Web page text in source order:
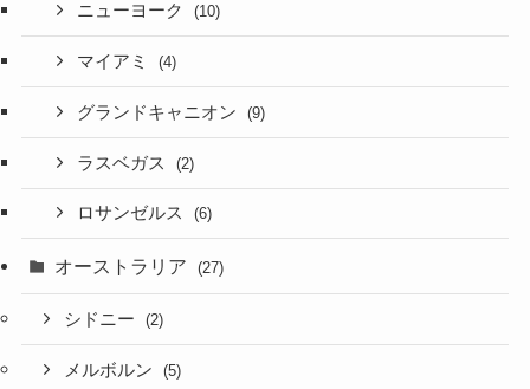
ニューヨーク (10)
マイアミ (4)
グランドキャニオン (9)
ラスベガス (2)
ロサンゼルス (6)
オーストラリア (27)
シドニー (2)
メルボルン (5)